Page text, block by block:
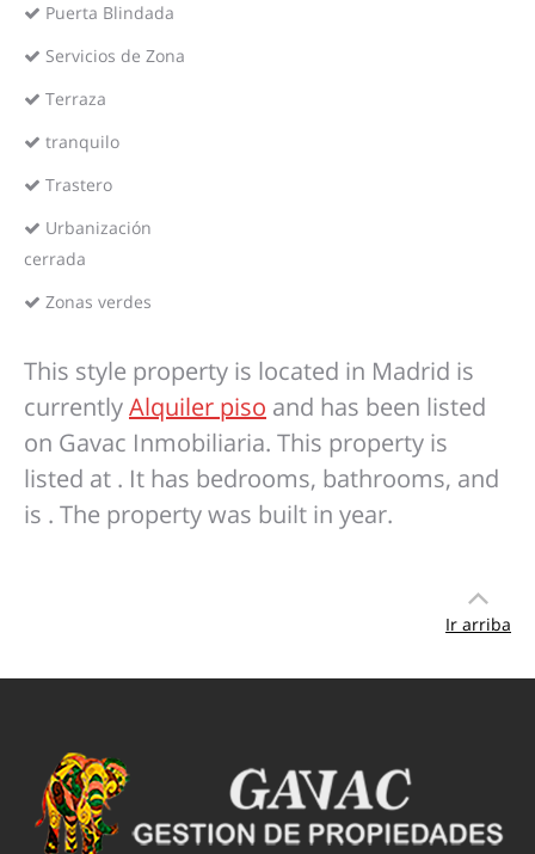
Puerta Blindada
Servicios de Zona
Terraza
tranquilo
Trastero
Urbanización
cerrada
Zonas verdes
This style property is located in Madrid is
currentlyAlquiler piso and has been listed
on Gavac Inmobiliaria. This property is
listed at . It has bedrooms, bathrooms, and
is . The property was built in year.
Ir arriba